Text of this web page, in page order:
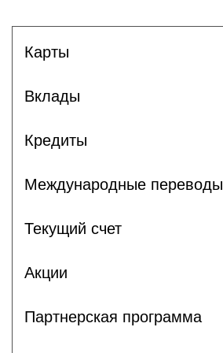
Карты
Вклады
Кредиты
Международные переводы
Текущий счет
Акции
Партнерская программа